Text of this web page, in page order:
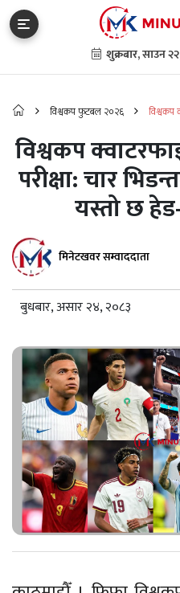
विश्वकप फुटबल २०२६
विश्वकप
कसको दबदबा, यस्तो छ हेड–टु–हेड रेकर्ड
विश्वकप
परीक्षा: चार
यस्तो छ
मिनेटखवर सम्वाददाता
बुधबार, असार २४, २०८३